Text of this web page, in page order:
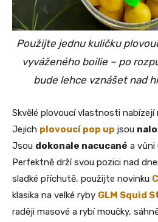
Použijte jednu kuličku
vyváženého boilie – po
bude lehce vznášet nad
Skvělé plovoucí vlastnosti nabízejí
Jejich plovoucí pop up jsou
Jsou dokonale nacucané a vůni
Perfektně drží svou pozici nad
sladké příchutě, použijte novinku
klasika na velké ryby GLM Squid
raději masové a rybí moučky,